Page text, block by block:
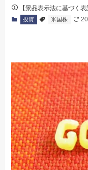
【景品表示法に基づく
投資 米国株